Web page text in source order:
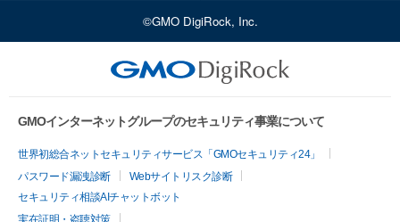
©GMO DigiRock, Inc.
GMOインターネットグループのセキュリティ事業について
世界初総合ネットセキュリティサービス「GMOセキュリティ24」
パスワード漏洩診断
Webサイトリスク診断
セキュリティ相談AIチャットボット
実在証明・盗聴対策